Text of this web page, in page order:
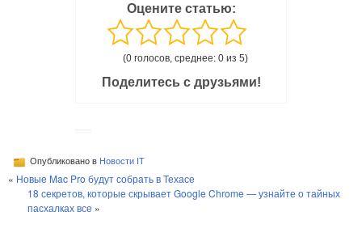
Оцените статью:
(0 голосов, среднее: 0 из 5)
Поделитесь с друзьями!
Опубликовано в Новости IT
« Новые Mac Pro будут собрать в Техасе
18 секретов, которые скрывает Google Chrome — узнайте о тайных
пасхалках все »